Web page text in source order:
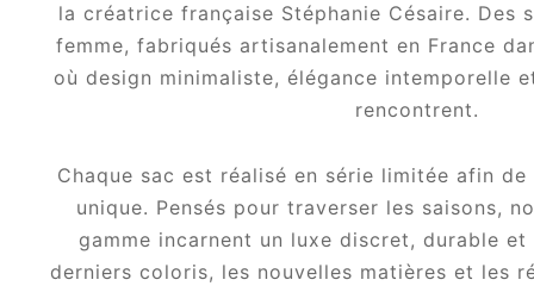
la créatrice française Stéphanie Césaire. Des
femme, fabriqués artisanalement en France
où design minimaliste, élégance intemporelle
rencontrent.
Chaque sac est réalisé en série limitée afin
unique. Pensés pour traverser les saisons,
gamme incarnent un luxe discret, durable
derniers coloris, les nouvelles matières et les